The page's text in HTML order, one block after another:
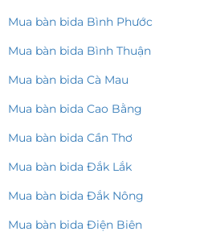
Mua bàn bida Bình Phước
Mua bàn bida Bình Thuận
Mua bàn bida Cà Mau
Mua bàn bida Cao Bằng
Mua bàn bida Cần Thơ
Mua bàn bida Đắk Lắk
Mua bàn bida Đắk Nông
Mua bàn bida Điện Biên